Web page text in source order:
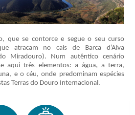
que se contorce e segue o seu curso
atracam no cais de Barca d’Alva
Miradouro). Num autêntico cenário
aqui três elementos: a água, a terra,
e o céu, onde predominam espécies
Terras do Douro Internacional.